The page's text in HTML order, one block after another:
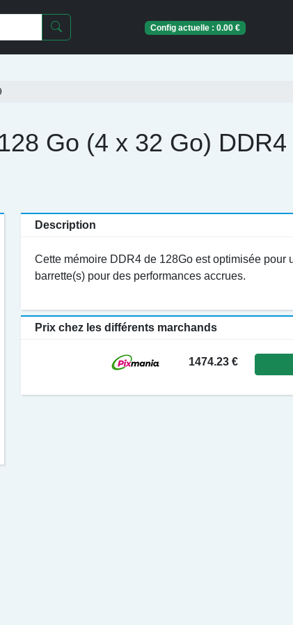
Config actuelle :0.00 €
Go (4 x 32 Go) DDR4
Description
Cette mémoire DDR4 de 128Go est optimisée pour
barrette(s) pour des performances accrues.
Prix chez les différents marchands
1474.23 €